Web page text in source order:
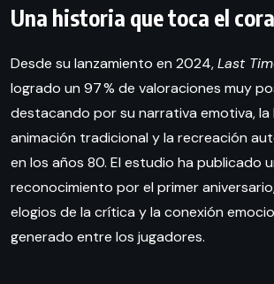
Una historia que toca el
Desde su lanzamiento en 2024,Last
logrado un 97 % de valoraciones muy
destacando por su narrativa emotiva, la
animación tradicional y la recreación
en los años 80. El estudio ha publicado
reconocimiento por el primer
elogios de la crítica y la conexión
generado entre los jugadores.